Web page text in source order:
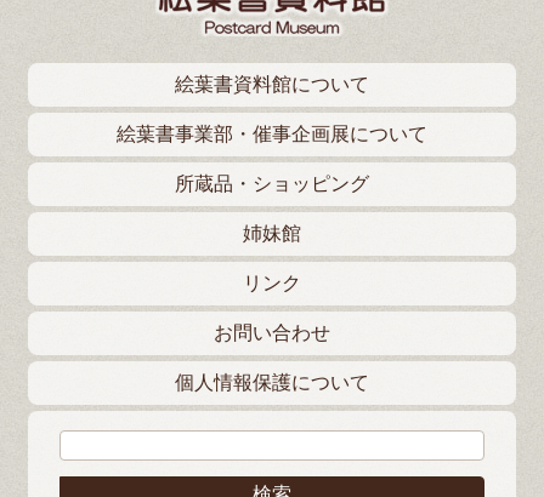
絵葉書資料館について
絵葉書事業部・催事企画展について
所蔵品・ショッピング
姉妹館
リンク
お問い合わせ
個人情報保護について